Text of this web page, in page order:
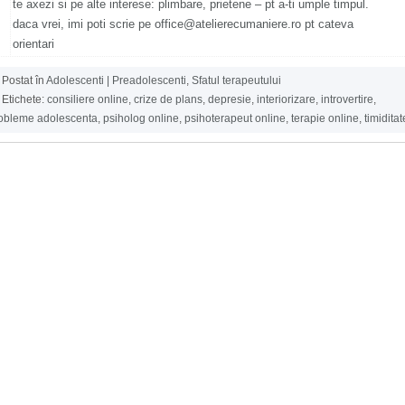
te axezi si pe alte interese: plimbare, prietene – pt a-ti umple timpul.
daca vrei, imi poti scrie pe office@atelierecumaniere.ro pt cateva
orientari
Postat în Adolescenti | Preadolescenti, Sfatul terapeutului
Etichete: consiliere online, crize de plans, depresie, interiorizare, introvertire,
adolescenta, psiholog online, psihoterapeut online, terapie online,